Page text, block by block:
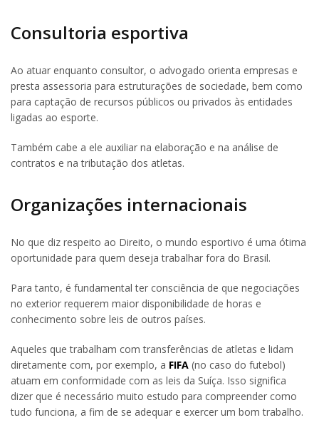
Consultoria esportiva
Ao atuar enquanto consultor, o advogado orienta empresas e
presta assessoria para estruturações de sociedade, bem como
para captação de recursos públicos ou privados às entidades
ligadas ao esporte.
Também cabe a ele auxiliar na elaboração e na análise de
contratos e na tributação dos atletas.
Organizações internacionais
No que diz respeito ao Direito, o mundo esportivo é uma ótima
oportunidade para quem deseja trabalhar fora do Brasil.
Para tanto, é fundamental ter consciência de que negociações
no exterior requerem maior disponibilidade de horas e
conhecimento sobre leis de outros países.
Aqueles que trabalham com transferências de atletas e lidam
diretamente com, por exemplo, a FIFA (no caso do futebol)
atuam em conformidade com as leis da Suíça. Isso significa
dizer que é necessário muito estudo para compreender como
tudo funciona, a fim de se adequar e exercer um bom trabalho.